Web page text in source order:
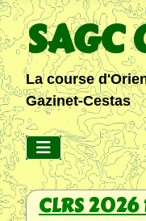
La course
Gazinet-Cestas
CLRS